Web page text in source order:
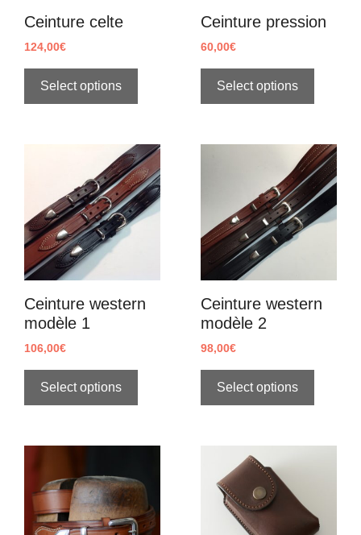
Ceinture celte
124,00€
Select options
Ceinture pression
60,00€
Select options
Ceinture western
modèle 1
106,00€
Select options
Ceinture western
modèle 2
98,00€
Select options